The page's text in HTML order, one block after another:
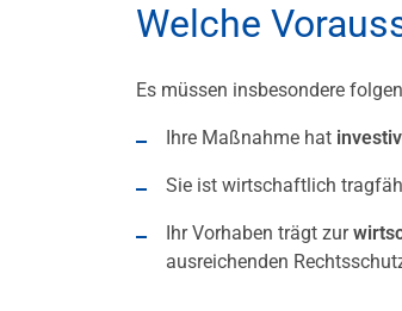
Welche
Es müssen insbesondere
Ihre Maßnahme hat
Sie ist wirtschaftlich
Ihr Vorhaben trägt zur
ausreichenden